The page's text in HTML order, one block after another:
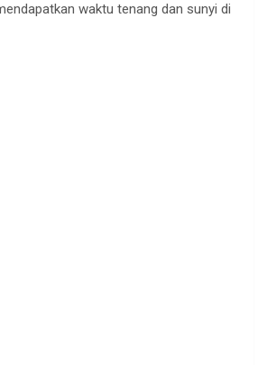
waktu tenang dan sunyi di